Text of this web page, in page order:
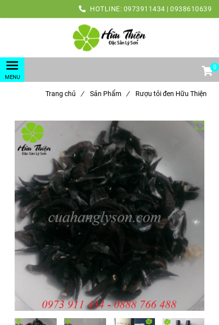
HOTLINE: 0973911434 | 0938610639
0
Trang chủ / Sản Phẩm / Rượu tỏi đen Hữu Thiện